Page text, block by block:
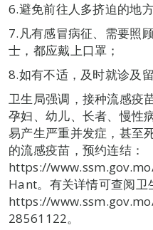
6.​避免前往人多挤迫的地方
7.​凡有感冒病征、需要照
士，都应戴上口罩；
8.​如有不适，及时就诊及
卫生局强调，接种流感疫
孕妇、幼儿、长者、慢性
易产生严重并发症，甚至
的流感疫苗，预约连结：
https://
Hant。有关详情可查阅卫
https://
28561122。